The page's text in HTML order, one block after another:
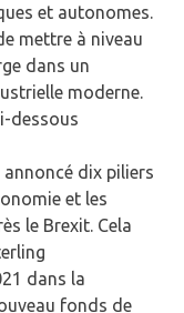
et autonomes.
mettre à niveau
dans un
moderne.
dessous
dix piliers
et les
le Brexit. Cela
dans la
fonds de